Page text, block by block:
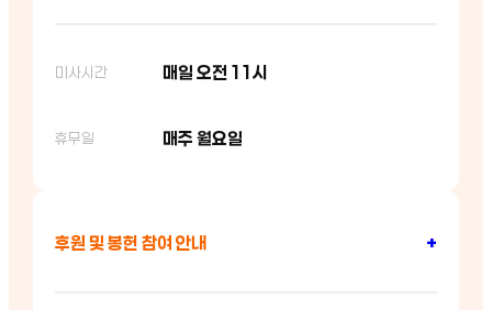
미사시간 매일 오전 11시
휴무일 매주 월요일
후원 및 봉헌 참여 안내 +